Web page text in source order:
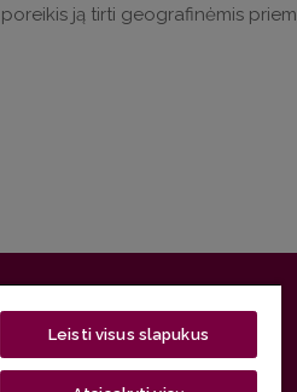
ją tirti geografinėmis
studijos@flf.vu.lt
Leisti visus slapukus